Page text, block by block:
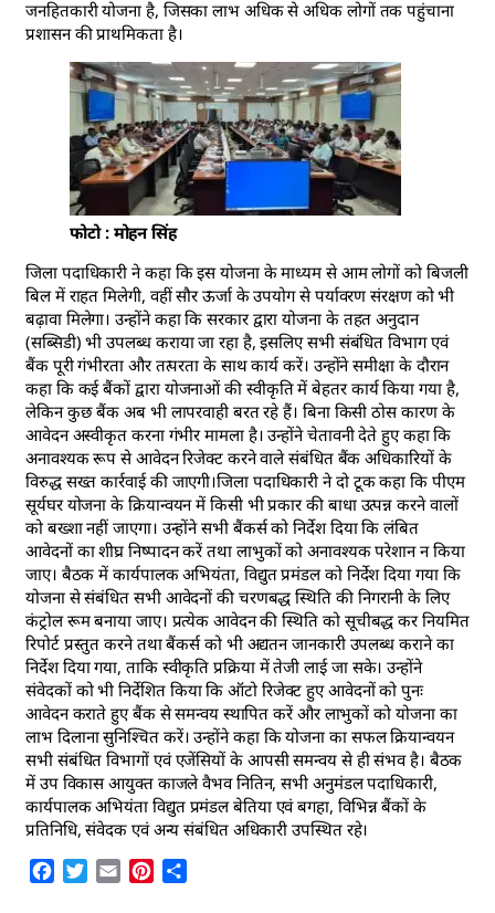
जनहितकारी योजना है, जिसका लाभ अधिक से अधिक लोगों तक पहुंचाना
प्रशासन की प्राथमिकता है।
फोटो : मोहन सिंह
जिला पदाधिकारी ने कहा कि इस योजना के माध्यम से आम लोगों को बिजली
बिल में राहत मिलेगी, वहीं सौर ऊर्जा के उपयोग से पर्यावरण संरक्षण को भी
बढ़ावा मिलेगा। उन्होंने कहा कि सरकार द्वारा योजना के तहत अनुदान
(सब्सिडी) भी उपलब्ध कराया जा रहा है, इसलिए सभी संबंधित विभाग एवं
बैंक पूरी गंभीरता और तत्परता के साथ कार्य करें। उन्होंने समीक्षा के दौरान
कहा कि कई बैंकों द्वारा योजनाओं की स्वीकृति में बेहतर कार्य किया गया है,
लेकिन कुछ बैंक अब भी लापरवाही बरत रहे हैं। बिना किसी ठोस कारण के
आवेदन अस्वीकृत करना गंभीर मामला है। उन्होंने चेतावनी देते हुए कहा कि
अनावश्यक रूप से आवेदन रिजेक्ट करने वाले संबंधित बैंक अधिकारियों के
विरुद्ध सख्त कार्रवाई की जाएगी।जिला पदाधिकारी ने दो टूक कहा कि पीएम
सूर्यघर योजना के क्रियान्वयन में किसी भी प्रकार की बाधा उत्पन्न करने वालों
को बख्शा नहीं जाएगा। उन्होंने सभी बैंकर्स को निर्देश दिया कि लंबित
आवेदनों का शीघ्र निष्पादन करें तथा लाभुकों को अनावश्यक परेशान न किया
जाए। बैठक में कार्यपालक अभियंता, विद्युत प्रमंडल को निर्देश दिया गया कि
योजना से संबंधित सभी आवेदनों की चरणबद्ध स्थिति की निगरानी के लिए
कंट्रोल रूम बनाया जाए। प्रत्येक आवेदन की स्थिति को सूचीबद्ध कर नियमित
रिपोर्ट प्रस्तुत करने तथा बैंकर्स को भी अद्यतन जानकारी उपलब्ध कराने का
निर्देश दिया गया, ताकि स्वीकृति प्रक्रिया में तेजी लाई जा सके। उन्होंने
संवेदकों को भी निर्देशित किया कि ऑटो रिजेक्ट हुए आवेदनों को पुनः
आवेदन कराते हुए बैंक से समन्वय स्थापित करें और लाभुकों को योजना का
लाभ दिलाना सुनिश्चित करें। उन्होंने कहा कि योजना का सफल क्रियान्वयन
सभी संबंधित विभागों एवं एजेंसियों के आपसी समन्वय से ही संभव है। बैठक
में उप विकास आयुक्त काजले वैभव नितिन, सभी अनुमंडल पदाधिकारी,
कार्यपालक अभियंता विद्युत प्रमंडल बेतिया एवं बगहा, विभिन्न बैंकों के
प्रतिनिधि, संवेदक एवं अन्य संबंधित अधिकारी उपस्थित रहे।
Facebook
Twitter
Email Pinterest